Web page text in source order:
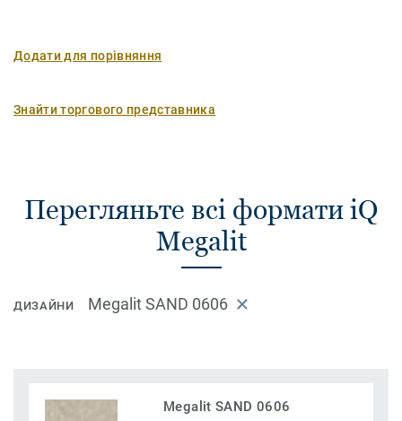
Додати для порівняння
Знайти торгового представника
Перегляньте всі формати iQ
Megalit
ДИЗАЙНИ Megalit SAND 0606
Megalit SAND 0606